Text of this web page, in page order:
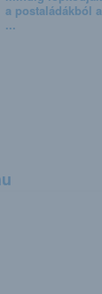
a postaládákból a
...